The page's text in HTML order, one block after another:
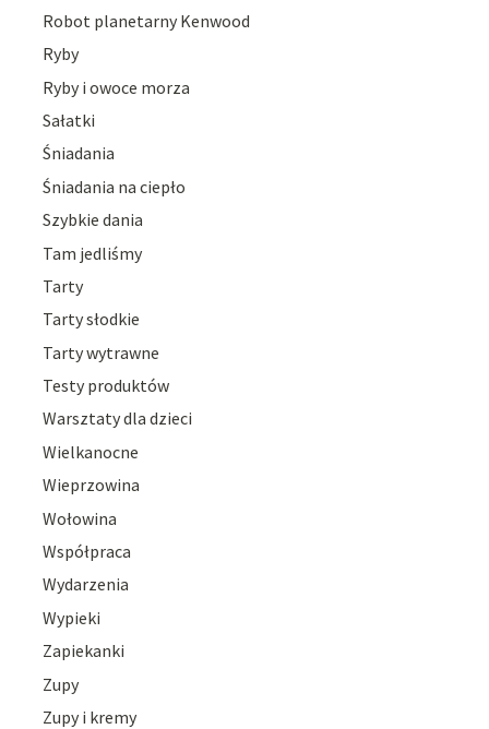
Robot planetarny Kenwood
Ryby
Ryby i owoce morza
Sałatki
Śniadania
Śniadania na ciepło
Szybkie dania
Tam jedliśmy
Tarty
Tarty słodkie
Tarty wytrawne
Testy produktów
Warsztaty dla dzieci
Wielkanocne
Wieprzowina
Wołowina
Współpraca
Wydarzenia
Wypieki
Zapiekanki
Zupy
Zupy i kremy